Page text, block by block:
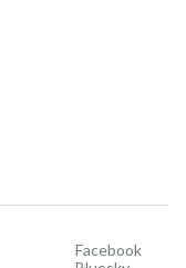
Facebook